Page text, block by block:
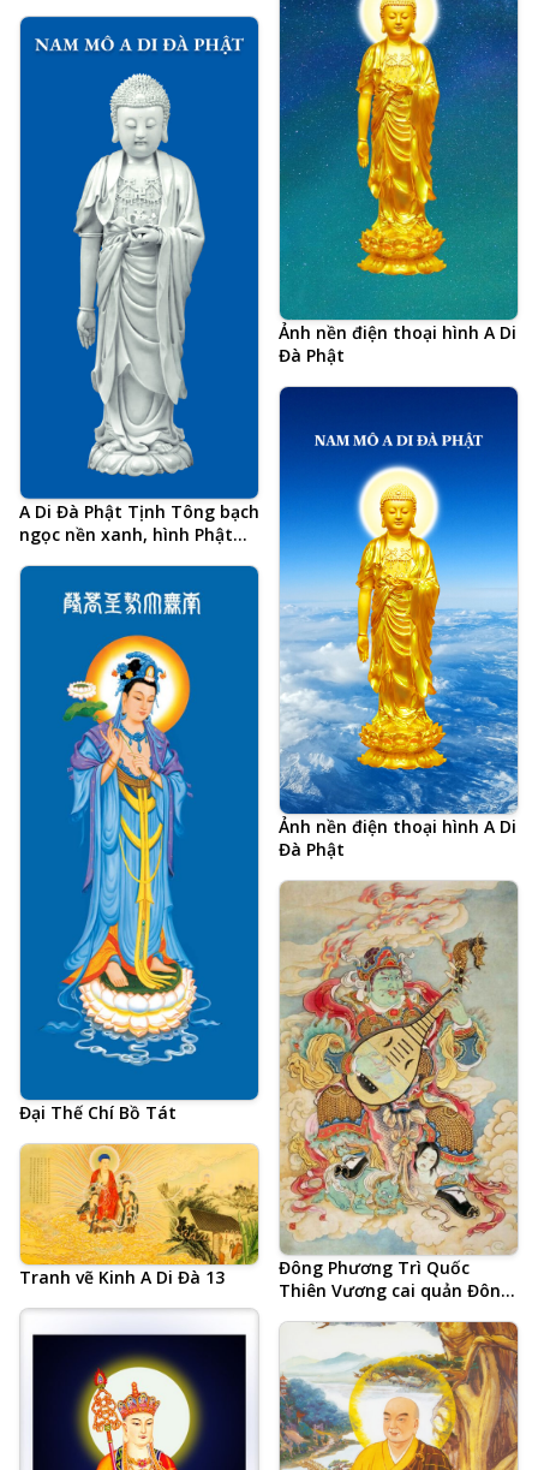
đắc cả đời học Phật của Hòa
Thượng Tịnh Không, hình
Phật chất lượng cao, kích
thước lớn, ảnh chiều ngang
Ảnh nền điện thoại hình A Di
Đà Phật
A Di Đà Phật Tịnh Tông bạch
ngọc nền xanh, hình Phật
lớn
Ảnh nền điện thoại hình A Di
Đà Phật
Đại Thế Chí Bồ Tát
Đông Phương Trì Quốc
Thiên Vương cai quản Đông
Tranh vẽ Kinh A Di Đà 13